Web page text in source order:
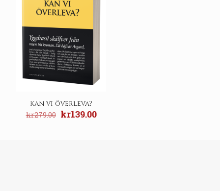
Kan vi överleva?
kr279.00 Original
kr139.00Current